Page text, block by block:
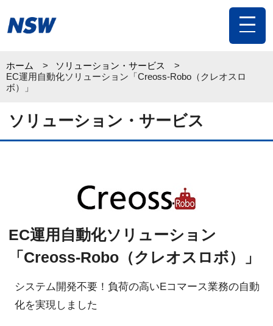
toggle
ホーム
ソリューション・サービス
EC運用自動化ソリューション「Creoss-Robo（クレオスロ
ボ）」
ソリューション・サービス
EC運用自動化ソリューション
「Creoss-Robo（クレオスロボ）」
システム開発不要！負荷の高いEコマース業務の自動
化を実現しました